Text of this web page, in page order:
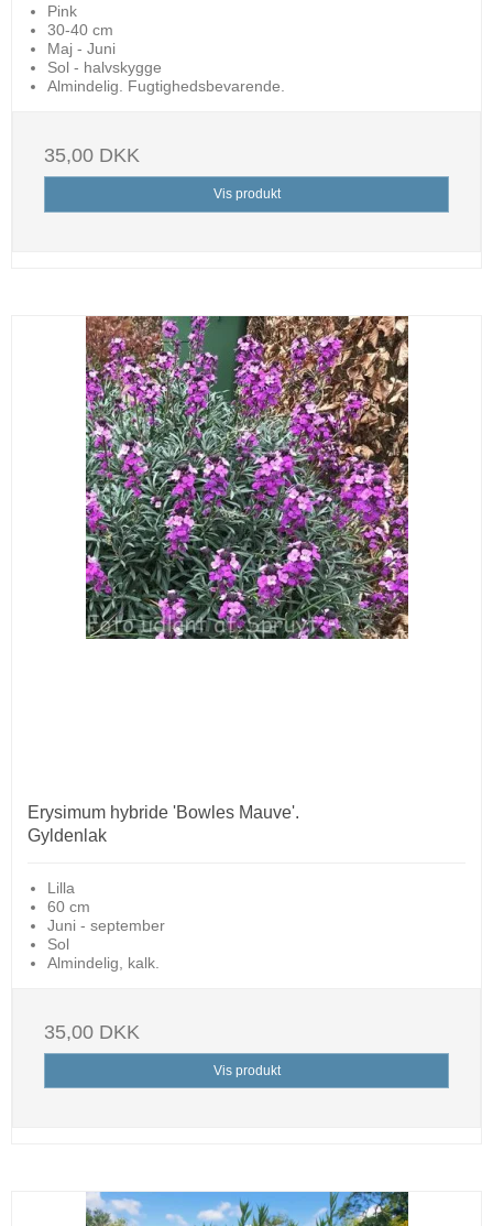
Pink
30-40 cm
Maj - Juni
Sol - halvskygge
Almindelig. Fugtighedsbevarende.
35,00 DKK
Vis produkt
Erysimum hybride 'Bowles Mauve'.
Gyldenlak
Lilla
60 cm
Juni - september
Sol
Almindelig, kalk.
35,00 DKK
Vis produkt